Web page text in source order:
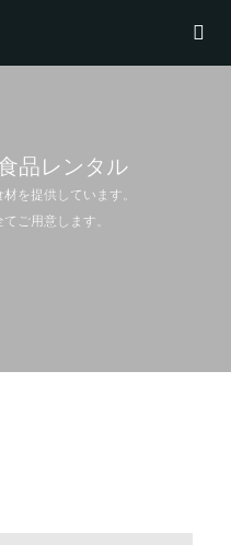
品レンタル
を提供しています。
ご用意します。